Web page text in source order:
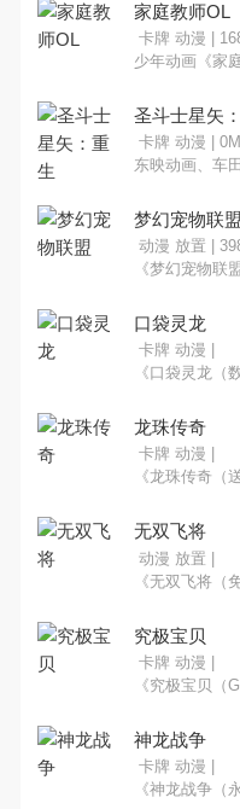
家庭教师OL
卡牌 动漫 |
少年动画《家
圣斗士星矢
卡牌 动漫 | 0M
东映动画、车
梦幻宠物联盟
动漫 放置 |
《梦幻宠物
口袋灵龙
卡牌 动漫 |
《口袋灵龙
龙珠传奇
卡牌 动漫 |
《龙珠传奇（
无双飞将
动漫 放置 |
《无双飞将
究极宝贝
卡牌 动漫 |
《究极宝贝
神龙战争
卡牌 动漫 |
《神龙战争